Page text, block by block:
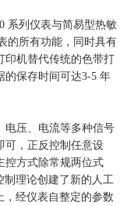
系列仪表与简易型热敏
的所有功能，同时具有
印机替代传统的色带打
的保存时间可达3-5 年
电压、电流等多种信号
可，正反控制任意设
控方式除常规两位式
理论创建了新的人工
，经仪表自整定的参数